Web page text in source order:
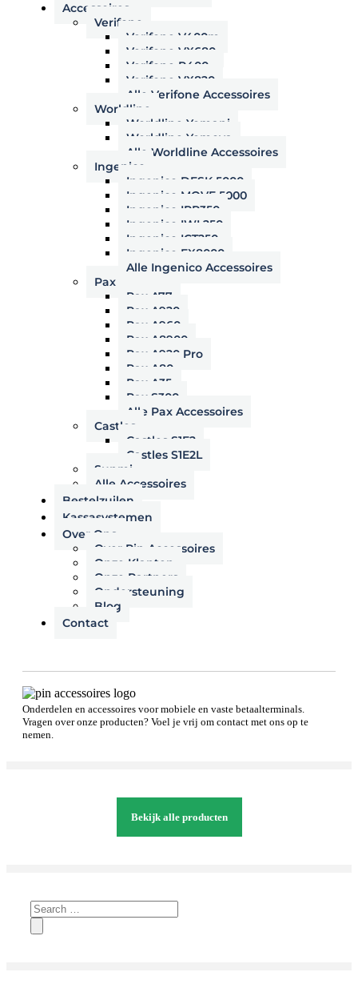
Accessoires
Verifone
Verifone V400m
Verifone VX680
Verifone P400
Verifone VX820
Alle Verifone Accessoires
Worldline
Worldline Yomani
Worldline Yomova
Alle Worldline Accessoires
Ingenico
Ingenico DESK 5000
Ingenico MOVE 5000
Ingenico IPP350
Ingenico IWL250
Ingenico ICT250
Ingenico EX8000
Alle Ingenico Accessoires
Pax
Pax A77
Pax A920
Pax A960
Pax A8900
Pax A920 Pro
Pax A80
Pax A35
Pax S300
Alle Pax Accessoires
Castles
Castles S1F2
Castles S1E2L
Sunmi
Alle Accessoires
Bestelzuilen
Kassasystemen
Over Ons
Over Pin Accessoires
Onze Klanten
Onze Partners
Ondersteuning
Blog
Contact
Onderdelen en accessoires voor mobiele en vaste betaalterminals.
Vragen over onze producten? Voel je vrij om contact met ons op te
nemen.
Bekijk alle producten